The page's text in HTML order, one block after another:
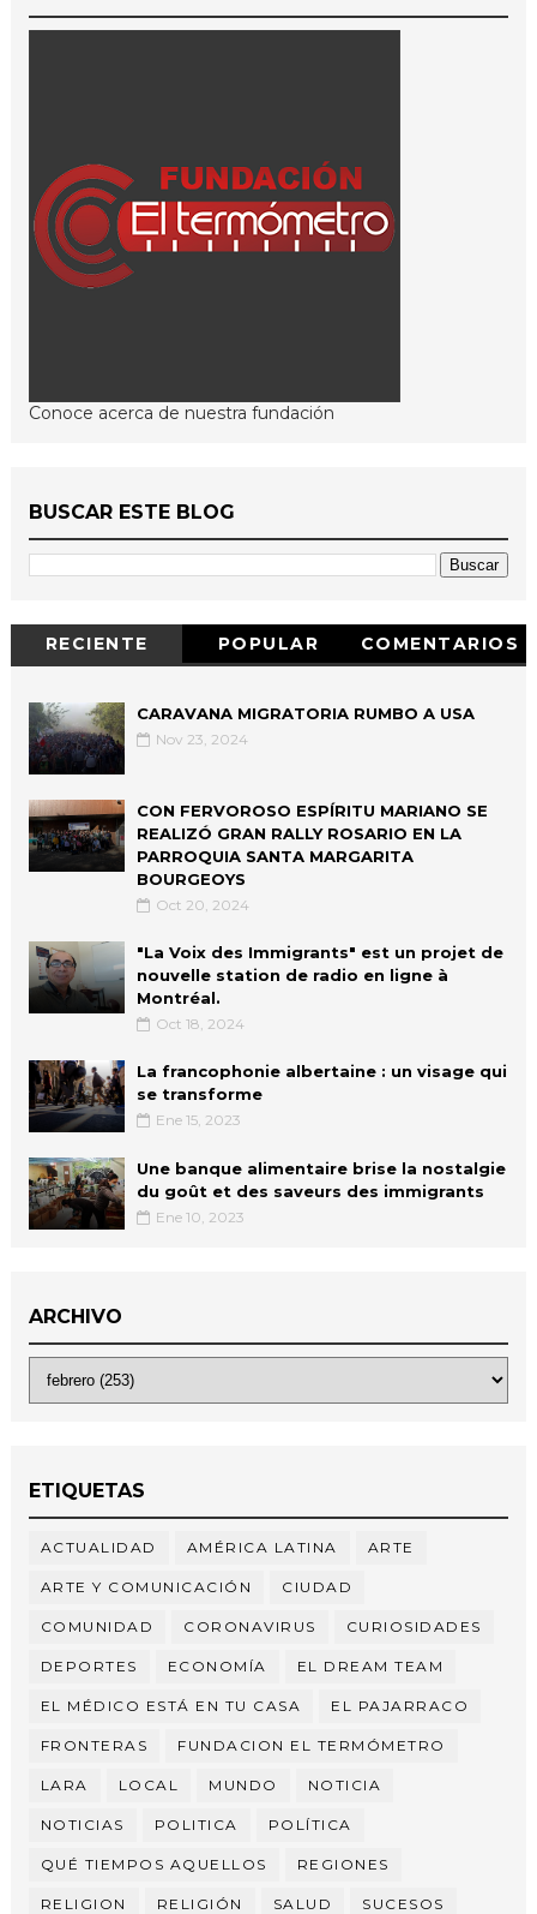
Conoce acerca de nuestra fundación
BUSCAR ESTE BLOG
RECIENTE POPULAR COMENTARIOS
CARAVANA MIGRATORIA RUMBO A USA
Nov 23, 2024
CON FERVOROSO ESPÍRITU MARIANO SE
REALIZÓ GRAN RALLY ROSARIO EN LA
PARROQUIA SANTA MARGARITA
BOURGEOYS
Oct 20, 2024
"La Voix des Immigrants" est un projet de
nouvelle station de radio en ligne à
Montréal.
Oct 18, 2024
La francophonie albertaine : un visage qui
se transforme
Ene 15, 2023
Une banque alimentaire brise la nostalgie
du goût et des saveurs des immigrants
Ene 10, 2023
ARCHIVO
ETIQUETAS
ACTUALIDAD AMÉRICA LATINA ARTE
ARTE Y COMUNICACIÓN CIUDAD
COMUNIDAD CORONAVIRUS CURIOSIDADES
DEPORTES ECONOMÍA EL DREAM TEAM
EL MÉDICO ESTÁ EN TU CASA EL PAJARRACO
FRONTERAS FUNDACION EL TERMÓMETRO
LARA LOCAL MUNDO NOTICIA
NOTICIAS POLITICA POLÍTICA
QUÉ TIEMPOS AQUELLOS REGIONES
RELIGION RELIGIÓN SALUD SUCESOS